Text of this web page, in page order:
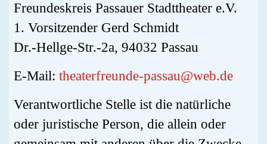
Freundeskreis Passauer Stadttheater e.V.
1. Vorsitzender Gerd Schmidt
Dr.-Hellge-Str.-2a, 94032 Passau
E-Mail: theaterfreunde-passau@web.de
Verantwortliche Stelle ist die natürliche
oder juristische Person, die allein oder